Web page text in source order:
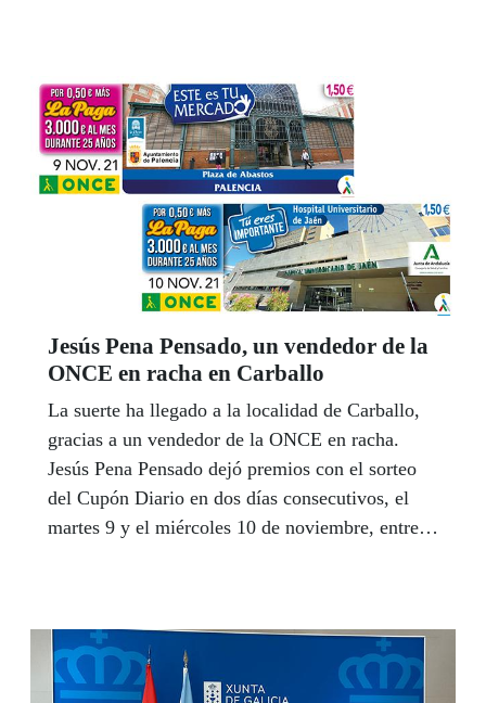
Jesús Pena Pensado, un vendedor de la
ONCE en racha en Carballo
La suerte ha llegado a la localidad de Carballo,
gracias a un vendedor de la ONCE en racha.
Jesús Pena Pensado dejó premios con el sorteo
del Cupón Diario en dos días consecutivos, el
martes 9 y el miércoles 10 de noviembre, entre